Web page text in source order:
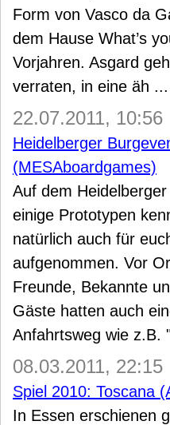
Form von Vasco da
dem Hause What’s
Vorjahren. Asgard
verraten, in eine äh ...
22.07.2011, 10:56
Heidelberger
(MESAboardgames)
Auf dem
einige Prototypen
natürlich auch für
aufgenommen. Vor
Freunde, Bekannte
Gäste hatten auch
Anfahrtsweg wie z.B.
08.03.2011, 22:15
Spiel 2010: Toscana
In Essen erschienen